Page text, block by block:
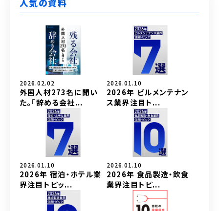
人気の資料
2026.02.02
外国人材273名に聞い
た。「辞める会社...
2026.01.10
2026年 ビルメンテナン
ス業界注目ト...
2026.01.10
2026年 宿泊・ホテル業
界注目トピッ...
2026.01.10
2026年 食品製造・飲食
業界注目トピ...